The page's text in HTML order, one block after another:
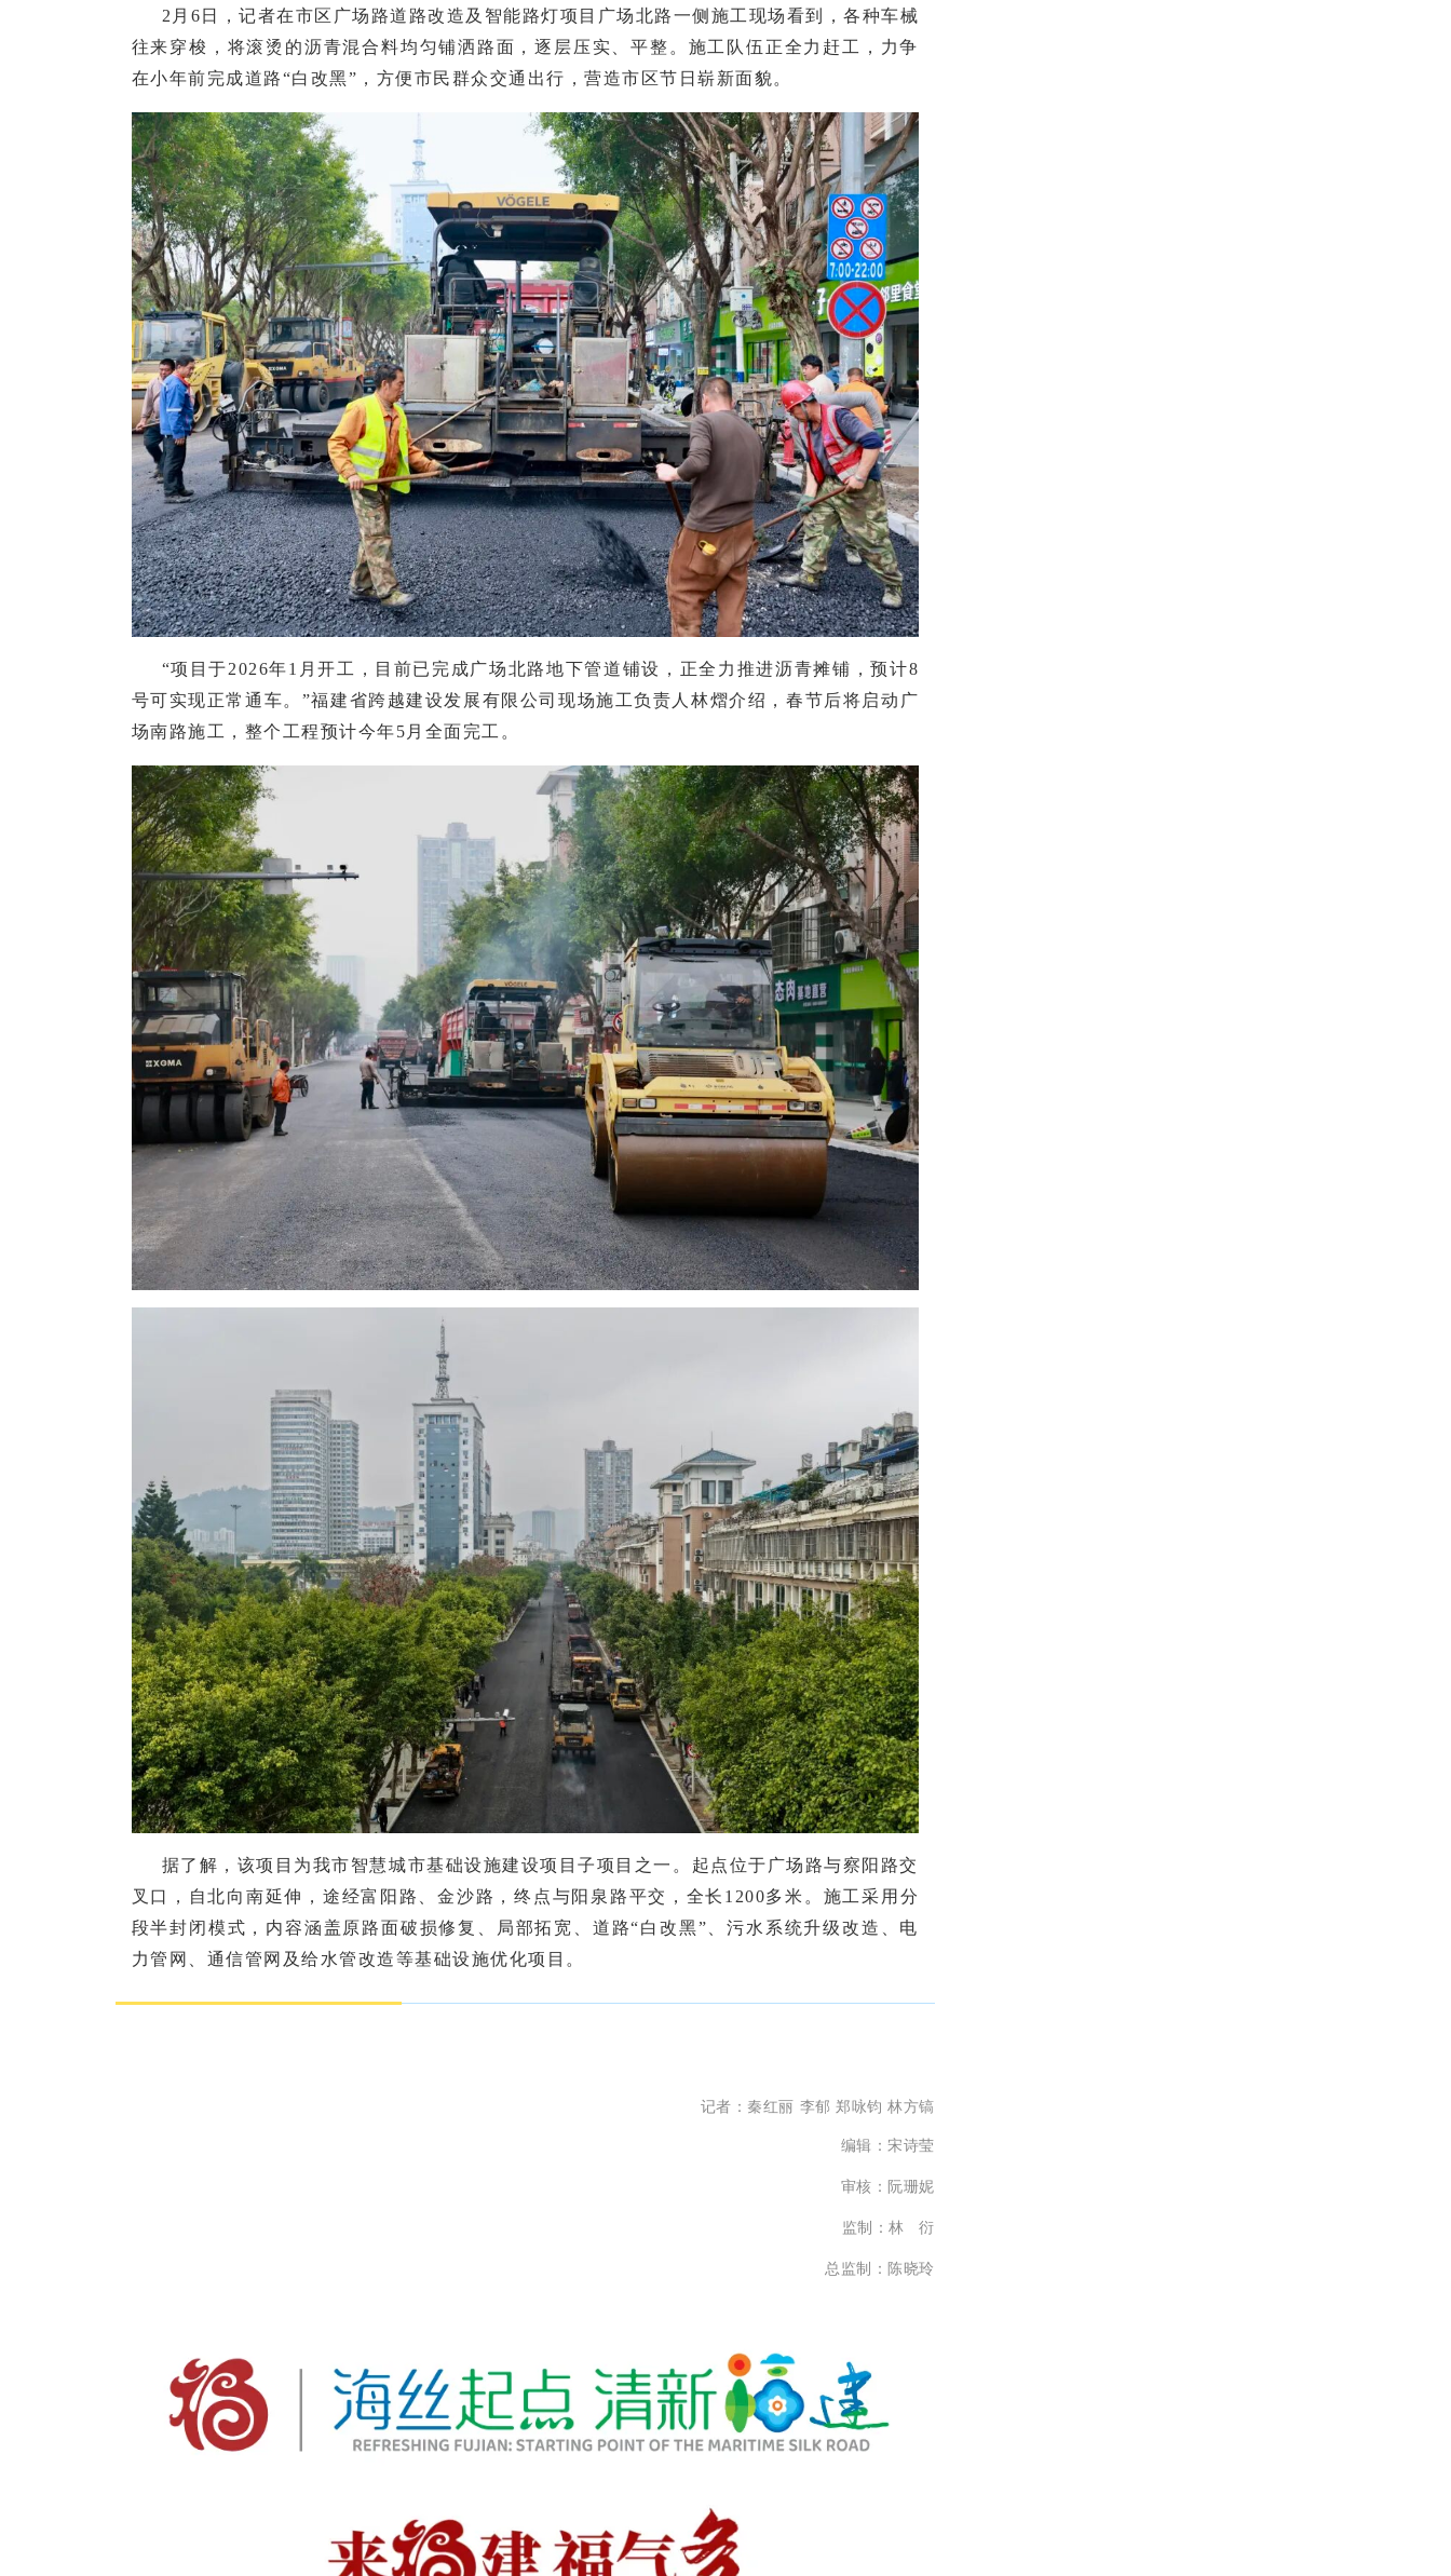
2月6日，记者在市区广场路道路改造及智能路灯项目广场北路一侧施工现场看到，各种车械
往来穿梭，将滚烫的沥青混合料均匀铺洒路面，逐层压实、平整。施工队伍正全力赶工，力争
在小年前完成道路“白改黑”，方便市民群众交通出行，营造市区节日崭新面貌。
“项目于2026年1月开工，目前已完成广场北路地下管道铺设，正全力推进沥青摊铺，预计8
号可实现正常通车。”福建省跨越建设发展有限公司现场施工负责人林熠介绍，春节后将启动广
场南路施工，整个工程预计今年5月全面完工。
据了解，该项目为我市智慧城市基础设施建设项目子项目之一。起点位于广场路与察阳路交
叉口，自北向南延伸，途经富阳路、金沙路，终点与阳泉路平交，全长1200多米。施工采用分
段半封闭模式，内容涵盖原路面破损修复、局部拓宽、道路“白改黑”、污水系统升级改造、电
力管网、通信管网及给水管改造等基础设施优化项目。
记者：秦红丽 李郁 郑咏钧 林方镐
编辑：宋诗莹
审核：阮珊妮
监制：林 衍
总监制：陈晓玲